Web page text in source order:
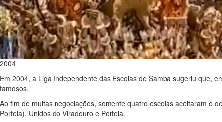
2004
Em 2004, a Liga Independente das Escolas de Samba sugeriu que,
famosos.
Ao fim de muitas negociações, somente quatro escolas aceitaram o
Portela), Unidos do Viradouro e Portela.